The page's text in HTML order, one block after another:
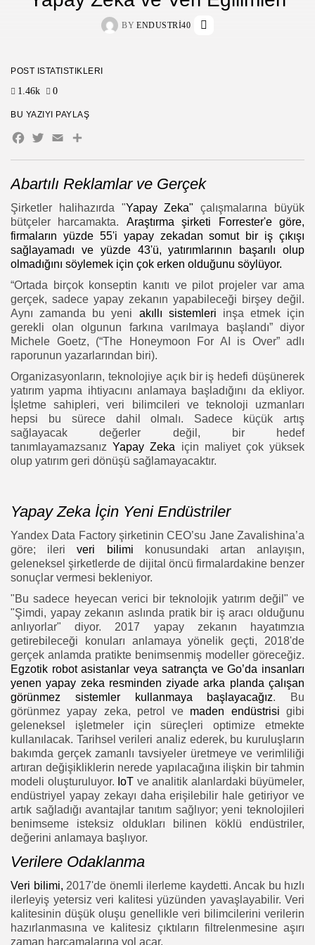
BY ENDUSTRI40
Abartılı Reklamlar ve Gerçek
Şirketler halihazırda "Yapay Zeka" çalışmalarına büyük
bütçeler harcamakta. Araştırma şirketi Forrester'e göre,
firmaların yüzde 55'i yapay zekadan somut bir iş çıkışı
sağlayamadı ve yüzde 43'ü, yatırımlarının başarılı olup
olmadığını söylemek için çok erken olduğunu söylüyor.
“Ortada birçok konseptin kanıtı ve pilot projeler var ama
gerçek, sadece yapay zekanın yapabileceği birşey değil.
Aynı zamanda bu yeni akıllı sistemleri inşa etmek için
gerekli olan olgunun farkına varılmaya başlandı” diyor
Michele Goetz, (“The Honeymoon For AI is Over” adlı
raporunun yazarlarından biri).
Organizasyonların, teknolojiye açık bir iş hedefi düşünerek
yatırım yapma ihtiyacını anlamaya başladığını da ekliyor.
İşletme sahipleri, veri bilimcileri ve teknoloji uzmanları
hepsi bu sürece dahil olmalı. Sadece küçük artış
sağlayacak değerler değil, bir hedef
tanımlayamazsanızYapay Zeka için maliyet çok yüksek
olup yatırım geri dönüşü sağlamayacaktır.
Yapay Zeka İçin Yeni Endüstriler
Yandex Data Factory şirketinin CEO’su Jane Zavalishina’a
göre; ileriveri bilimi konusundaki artan anlayışın,
geleneksel şirketlerde de dijital öncü firmalardakine benzer
sonuçlar vermesi bekleniyor.
"Bu sadece heyecan verici bir teknolojik yatırım değil" ve
"Şimdi, yapay zekanın aslında pratik bir iş aracı olduğunu
anlıyorlar" diyor. 2017 yapay zekanın hayatımzıa
getirebileceği konuları anlamaya yönelik geçti, 2018'de
gerçek anlamda pratikte benimsenmiş modeller göreceğiz.
Egzotik robot asistanlar veya satrançta ve Go’da insanları
yenen yapay zeka resminden ziyade arka planda çalışan
görünmez sistemler kullanmaya başlayacağız. Bu
görünmez yapay zeka, petrol ve maden endüstrisi gibi
geleneksel işletmeler için süreçleri optimize etmekte
kullanılacak. Tarihsel verileri analiz ederek, bu kuruluşların
bakımda gerçek zamanlı tavsiyeler üretmeye ve verimliliği
artıran değişikliklerin nerede yapılacağına ilişkin bir tahmin
modeli oluşturuluyor. IoT ve analitik alanlardaki büyümeler,
endüstriyel yapay zekayı daha erişilebilir hale getiriyor ve
artık sağladığı avantajlar tanıtım sağlıyor; yeni teknolojileri
benimseme isteksiz oldukları bilinen köklü endüstriler,
değerini anlamaya başlıyor.
Verilere Odaklanma
Veri bilimi, 2017'de önemli ilerleme kaydetti. Ancak bu hızlı
ilerleyiş yetersiz veri kalitesi yüzünden yavaşlayabilir. Veri
kalitesinin düşük oluşu genellikle veri bilimcilerini verilerin
hazırlanmasına ve kalitesiz çıktıların filtrelenmesine aşırı
zaman harcamalarına yol açar.
POST İSTATISTIKLERI
1.46k 0
BU YAZIYI PAYLAŞ
Facebook
Twitter
EmailShare